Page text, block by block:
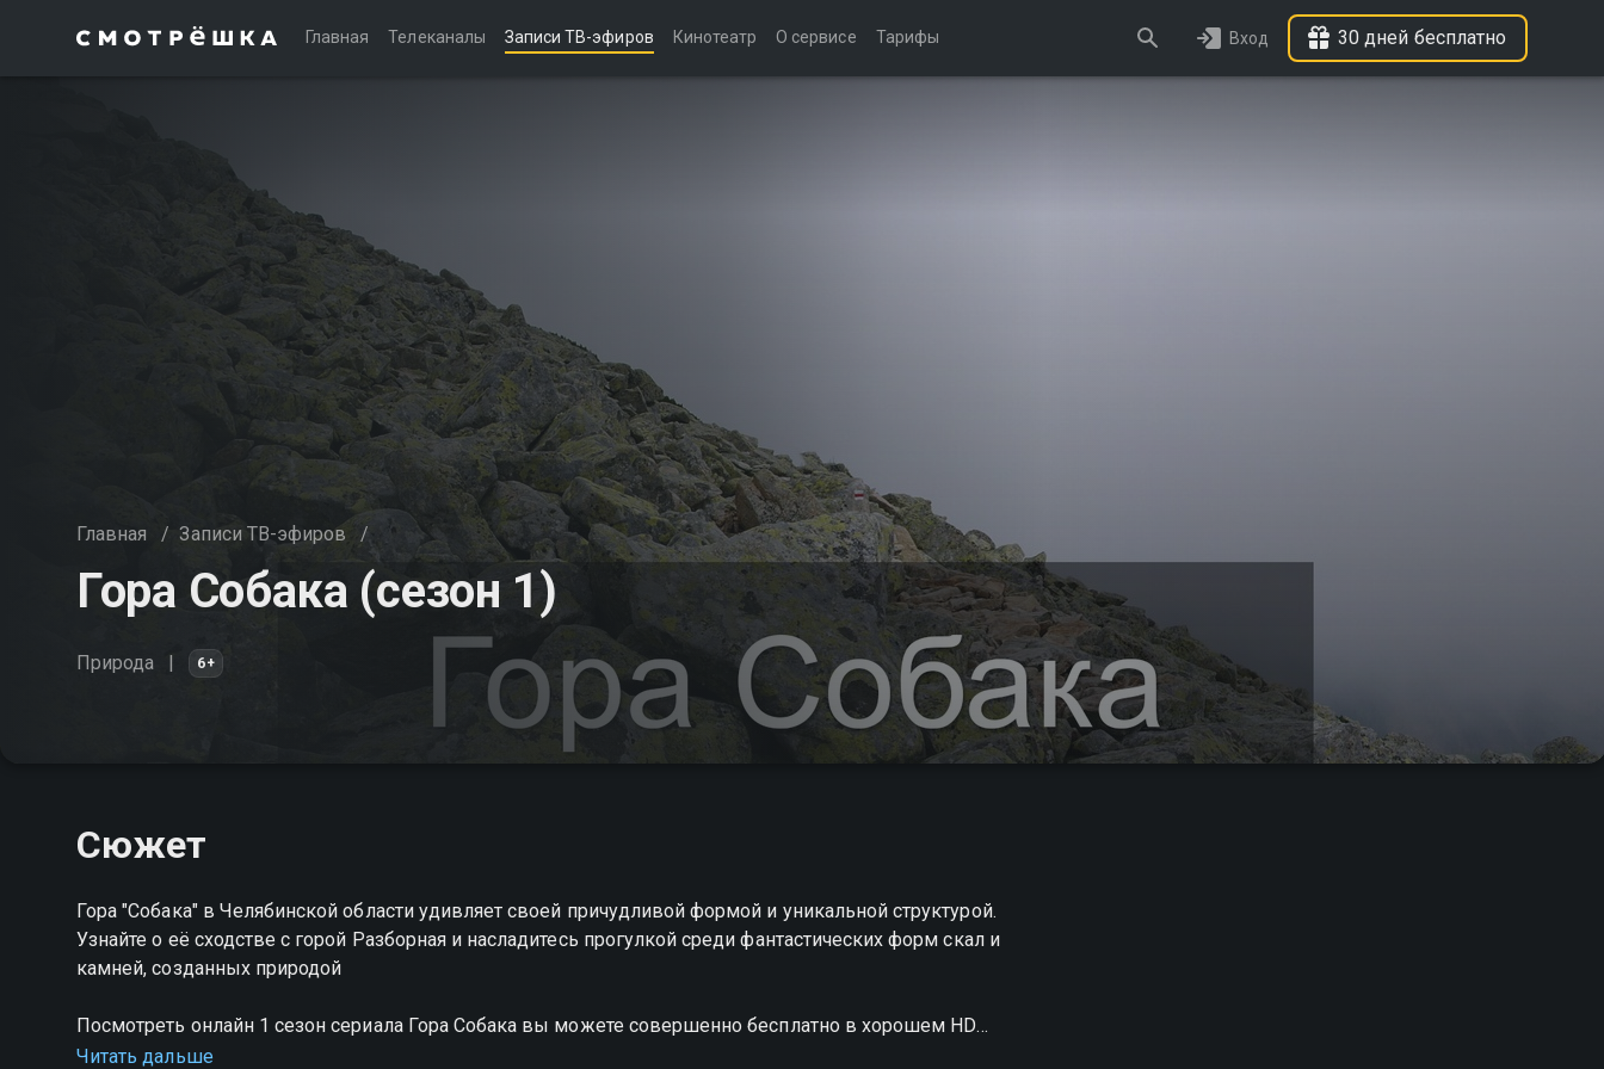
Главная Телеканалы Записи ТВ-эфиров Кинотеатр О сервисе Тарифы Вход 30 дней бесплатно
Главная / Записи ТВ-эфиров /
Гора Собака (сезон 1)
Природа 6+
Сюжет
Гора "Собака" в Челябинской области удивляет своей причудливой формой и уникальной структурой.
Узнайте о её сходстве с горой Разборная и насладитесь прогулкой среди фантастических форм скал и
камней, созданных природой
Посмотреть онлайн 1 сезон сериала Гора Собака вы можете совершенно бесплатно в хорошем HD
качестве на Смотрёшке
Читать дальше